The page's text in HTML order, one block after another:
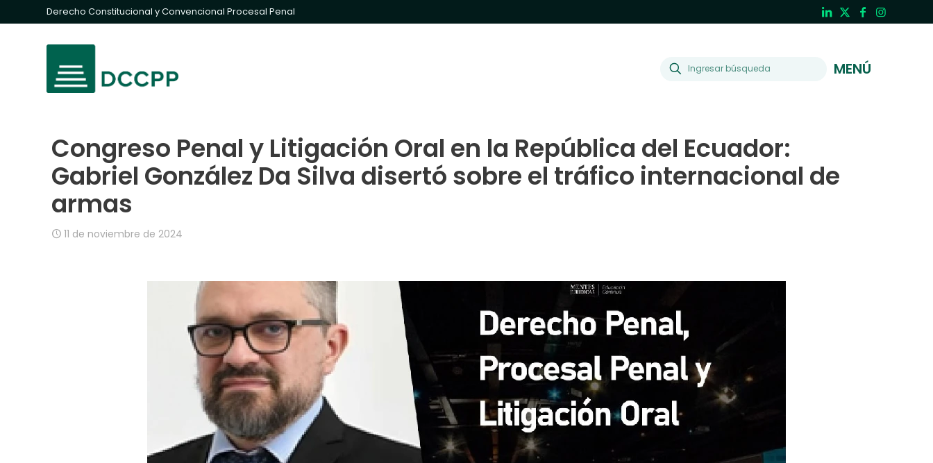
Derecho Constitucional y Convencional Procesal Penal
MENÚ
Congreso Penal y Litigación Oral en la República del Ecuador:
Gabriel González Da Silva disertó sobre el tráfico internacional de
armas
11 de noviembre de 2024